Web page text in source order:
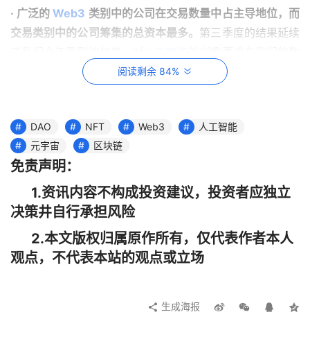
· 广泛的 Web3 类别中的公司在交易数量中占主导地位，而
交易类别中的公司筹集的总资本最多。 第三季度的结果延续
据集中创建一个新的部门，并且对人工智能
和加密货币之间
· 美国继续主导加密货币创业领域，但其他国家正在迎头赶
上。虽然美国的加密初创公司占所有已完成交易的 35% 以
上，并筹集了风险投资公司投资资本的 34% 以上，但美国
现在在交易和资本方面的份额明显输给了阿拉伯联合酋长国
等国家，新加坡和英国都有更先进的加密货币监管框架。
· 风险投资融资环境仍然极具挑战性，但可能正在改善。
2023 年第三季度，风险基金筹集了超过 10 亿美元，这是
和平均规模较牛市高点大幅下降。
阅读剩余 84%
DAO NFT Web3
人工智能
元宇宙
区块链
免责声明：
1.资讯内容不构成投资建议，投资者应独立
决策井自行承担风险
2.本文版权归属原作所有，仅代表作者本人
观点，不代表本站的观点或立场
生成海报